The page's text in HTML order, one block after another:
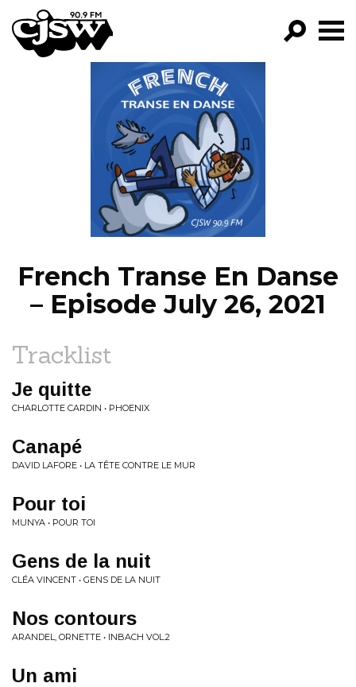
CJSW
PROGRAMS
EPISODES
NEWS
French Transe En Danse
– Episode July 26, 2021
Tracklist
Je quitte
CHARLOTTE CARDIN • PHOENIX
Canapé
DAVID LAFORE • LA TÊTE CONTRE LE MUR
Pour toi
MUNYA • POUR TOI
Gens de la nuit
CLÉA VINCENT • GENS DE LA NUIT
Nos contours
ARANDEL, ORNETTE • INBACH VOL.2
Un ami